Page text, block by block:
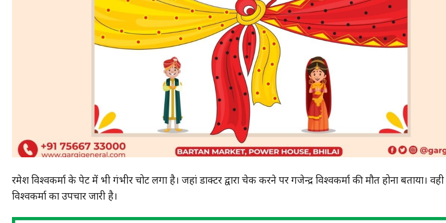
रमेश विश्वकर्मा के पेट में भी गंभीर चोट लगा है। जहां डाक्टर द्वारा चेक करने पर गजेन्द्र विश्वकर्मा की मौत होना बताया।
विश्वकर्मा का उपचार जारी है।